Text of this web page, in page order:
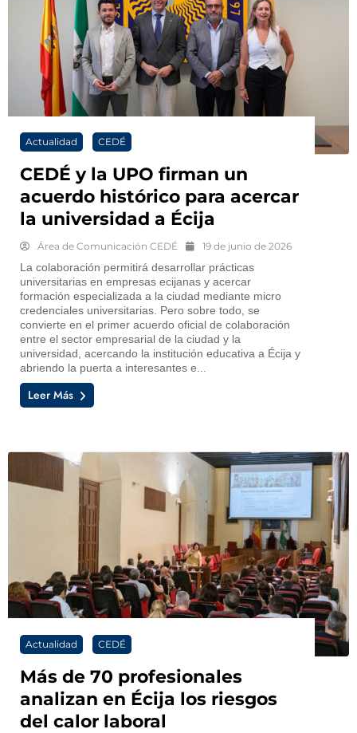
Actualidad CEDÉ
CEDÉ y la UPO firman un
acuerdo histórico para acercar
la universidad a Écija
Área de Comunicación CEDÉ 19 de junio de 2026
La colaboración permitirá desarrollar prácticas
universitarias en empresas ecijanas y acercar
formación especializada a la ciudad mediante micro
credenciales universitarias. Pero sobre todo, se
convierte en el primer acuerdo oficial de colaboración
entre el sector empresarial de la ciudad y la
universidad, acercando la institución educativa a Écija y
abriendo la puerta a interesantes e...
Leer Más
Actualidad CEDÉ
Más de 70 profesionales
analizan en Écija los riesgos
del calor laboral